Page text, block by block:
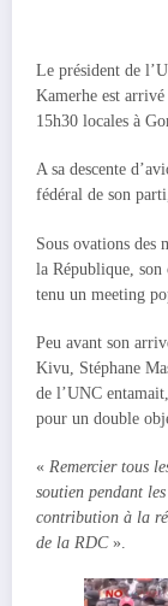
Le président de
Kamerhe est
15h30 locales à
A sa descente
fédéral de son
Sous ovations des
la République, son
tenu un meeting
Peu avant son
Kivu, Stéphane
de l’UNC
pour un double
« Remercier tous
soutien pendant
contribution à la
de la RDC».